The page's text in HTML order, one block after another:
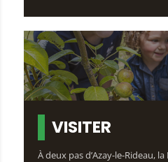
VISITER
À deux pas d’Azay-le-Rideau,